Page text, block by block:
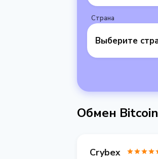
Страна
Выберите
Обмен
Crybex